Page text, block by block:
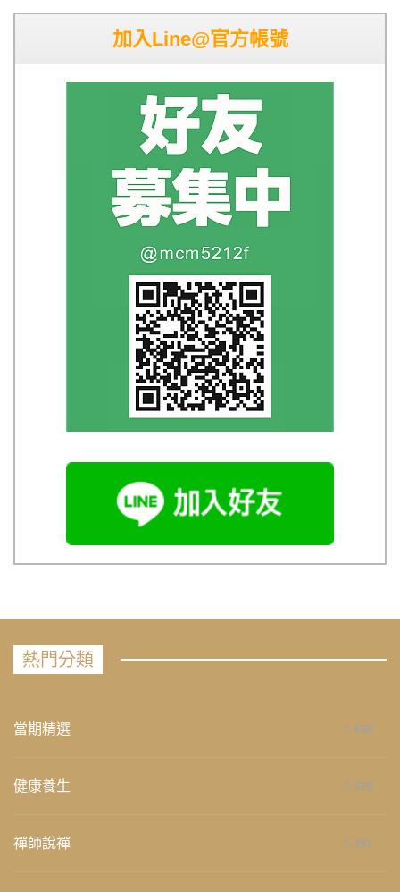
加入Line@官方帳號
熱門分類
當期精選 658
健康養生 276
禪師說禪 267